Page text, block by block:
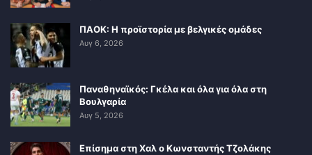
ΠΑΟΚ: Η προϊστορία με βελγικές ομάδες
Αυγ 6, 2026
Παναθηναϊκός: Γκέλα και όλα για όλα στη
Βουλγαρία
Αυγ 5, 2026
Επίσημα στη Χαλ ο Κωνσταντής Τζολάκης